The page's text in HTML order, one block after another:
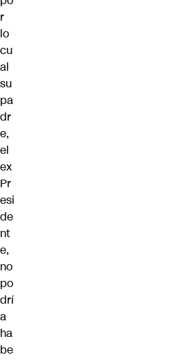
r
lo
cu
al
su
pa
dr
e,
el
ex
Pr
esi
de
nt
e,
no
po
drí
a
ha
be